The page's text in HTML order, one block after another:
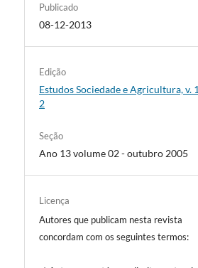
Publicado
08-12-2013
Edição
Estudos Sociedade e Agricultura, v.
2
Seção
Ano 13 volume 02 - outubro 2005
Licença
Autores que publicam nesta revista
concordam com os seguintes termos: